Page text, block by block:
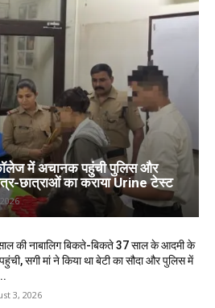
में अचानक पहुंची पुलिस और
छात्राओं का कराया Urine टेस्ट
की नाबालिग बिकते-बिकते 37 साल के आदमी के
सगी मां ने किया था बेटी का सौदा और पुलिस में
3, 2026